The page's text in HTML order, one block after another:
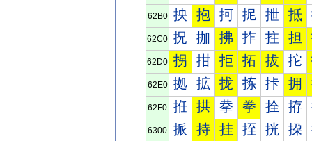
62B0 抰 抱 抲 抳 抴 抵
62C0 拀 拁 拂 拃 拄 担
62D0 拐 拑 拒 拓 拔 拕
62E0 拠 拡 拢 拣 拤 拥
62F0 拰 拱 拲 拳 拴 拵
6300 挀 持 挂 挃 挄 挅